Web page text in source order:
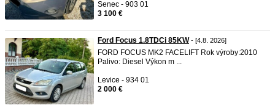
Senec - 903 01
3 100 €
Ford Focus 1.8TDCi 85KW- [4.8. 2026]
FORD FOCUS MK2 FACELIFT Rok výroby:2010
Palivo: Diesel Výkon m ...
Levice - 934 01
2 000 €